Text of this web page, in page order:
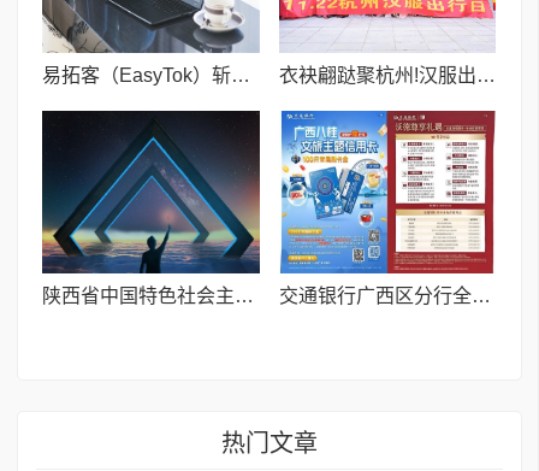
易拓客（EasyTok）斩获高交会“优秀科技创新企业奖”，以科技创新赋能全球品牌数字化升级 衣袂翩跶聚杭州!汉服出行日杭州双会场圆满落幕
陕西省中国特色社会主义理论体系研究中心 交通银行广西区分行全力助阵中国匹克球巡回赛总决赛
热门文章